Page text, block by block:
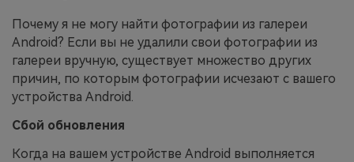
Почему я не могу найти фотографии из галереи
Android? Если вы не удалили свои фотографии из
галереи вручную, существует множество других
причин, по которым фотографии исчезают с вашего
устройства Android.
Сбой обновления
Когда на вашем устройстве Android выполняется